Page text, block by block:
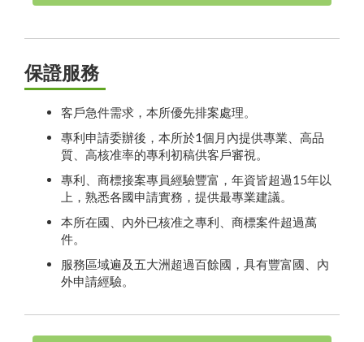
保證服務
客戶急件需求，本所優先排案處理。
專利申請委辦後，本所於1個月內提供專業、高品
質、高核准率的專利初稿供客戶審視。
專利、商標接案專員經驗豐富，年資皆超過15年以
上，熟悉各國申請實務，提供最專業建議。
本所在國、內外已核准之專利、商標案件超過萬
件。
服務區域遍及五大洲超過百餘國，具有豐富國、內
外申請經驗。